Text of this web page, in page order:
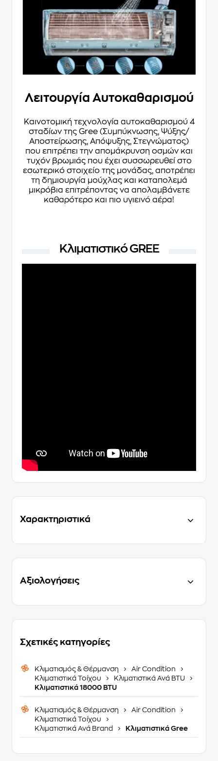
Λειτουργία Αυτοκαθαρισμού
Καινοτομική τεχνολογία αυτοκαθαρισμού 4
σταδίων της Gree (Συμπύκνωσης, Ψύξης/
Αποστείρωσης, Απόψυξης, Στεγνώματος)
που επιτρέπει την απομάκρυνση οσμών και
τυχόν βρωμιάς που έχει συσσωρευθεί στο
εσωτερικό στοιχείο της μονάδας, αποτρέπει
τη δημιουργία μούχλας και καταπολεμά
μικρόβια επιτρέποντας να απολαμβάνετε
καθαρότερο και πιο υγιεινό αέρα!
Κλιματιστικό GREE
Χαρακτηριστικά
Αξιολογήσεις
Σχετικές κατηγορίες
Κλιματισμός & Θέρμανση
Air Condition
Κλιματιστικά Τοίχου
Κλιματιστικά Ανά BTU
Κλιματιστικά 18000 BTU
Κλιματισμός & Θέρμανση
Air Condition
Κλιματιστικά Τοίχου
Κλιματιστικά Ανά Brand
Κλιματιστικά Gree